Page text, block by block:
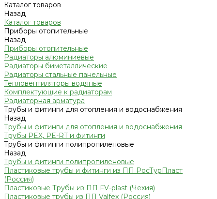
Каталог товаров
Назад
Каталог товаров
Приборы отопительные
Назад
Приборы отопительные
Радиаторы алюминиевые
Радиаторы биметаллические
Радиаторы стальные панельные
Тепловентиляторы водяные
Комплектующие к радиаторам
Радиаторная арматура
Трубы и фитинги для отопления и водоснабжения
Назад
Трубы и фитинги для отопления и водоснабжения
Трубы PEX, PE-RT и фитинги
Трубы и фитинги полипропиленовые
Назад
Трубы и фитинги полипропиленовые
Пластиковые трубы и фитинги из ПП РосТурПласт
(Россия)
Пластиковые Трубы из ПП FV-plast (Чехия)
Пластиковые трубы из ПП Valfex (Россия)